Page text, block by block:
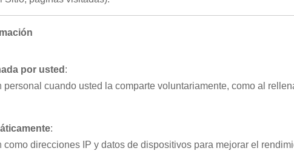
por usted :
cuando usted la comparte voluntariamente, como al
:
como direcciones IP y datos de dispositivos para mejorar el